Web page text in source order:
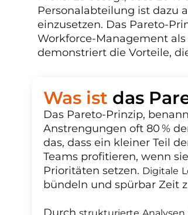
Personalabteilung ist dazu
einzusetzen. Das Pareto-
Workforce-Management
demonstriert die Vorteile,
Was ist das
Das Pareto-Prinzip,
Anstrengungen oft 80 %
das, dass ein kleiner Teil
Teams profitieren, wenn
Prioritäten setzen. Digitale
bündeln und spürbar Zeit